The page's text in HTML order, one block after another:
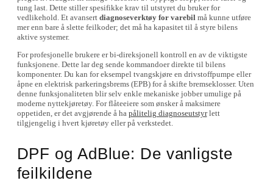
tung last. Dette stiller spesifikke krav til utstyret du bruker for
vedlikehold. Et avansert diagnoseverktøy for varebilmå kunne utføre
mer enn bare å slette feilkoder; det må ha kapasitet til å styre bilens
aktive systemer.
For profesjonelle brukere er bi-direksjonell kontroll en av de viktigste
funksjonene. Dette lar deg sende kommandoer direkte til bilens
komponenter. Du kan for eksempel tvangskjøre en drivstoffpumpe eller
åpne en elektrisk parkeringsbrems (EPB) for å skifte bremseklosser. Uten
denne funksjonaliteten blir selv enkle mekaniske jobber umulige på
moderne nyttekjøretøy. For flåteeiere som ønsker å maksimere
oppetiden, er det avgjørende å ha pålitelig diagnoseutstyrlett
tilgjengelig i hvert kjøretøy eller på verkstedet.
DPF og AdBlue: De vanligste
feilkildene